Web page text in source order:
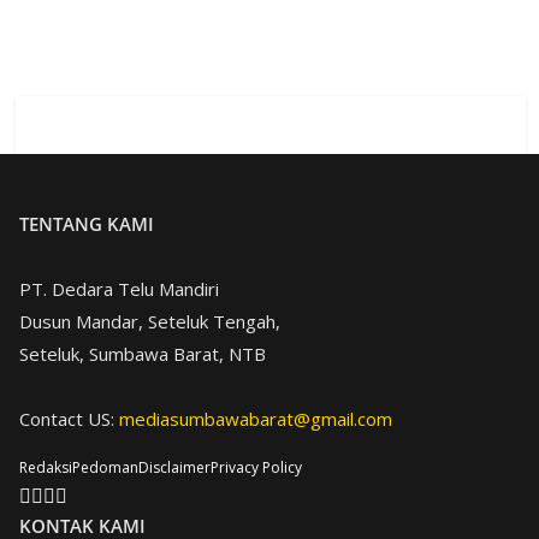
TENTANG KAMI
PT. Dedara Telu Mandiri
Dusun Mandar, Seteluk Tengah,
Seteluk, Sumbawa Barat, NTB
Contact US: mediasumbawabarat@gmail.com
RedaksiPedomanDisclaimerPrivacy Policy
KONTAK KAMI